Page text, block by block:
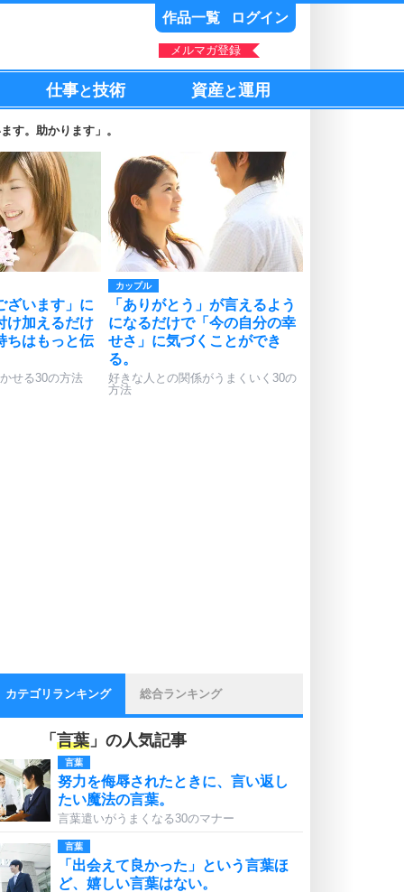
作品一覧 ログイン
メルマガ登録
仕事と技術 資産と運用
す。助かります」。
ざいます」に
け加えるだけ
ちはもっと伝
せる30の方法
カップル
「ありがとう」が言えるよう
になるだけで「今の自分の幸
せさ」に気づくことができ
る。
好きな人との関係がうまくいく30の
方法
カテゴリランキング 総合ランキング
「 言葉 」の人気記事
言葉
努力を侮辱されたときに、言い返し
たい魔法の言葉。
言葉遣いがうまくなる30のマナー
言葉
「出会えて良かった」という言葉ほ
ど、嬉しい言葉はない。